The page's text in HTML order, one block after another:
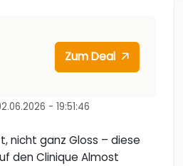
Zum Deal
- 19:51:46
nicht ganz Gloss – diese
den Clinique Almost